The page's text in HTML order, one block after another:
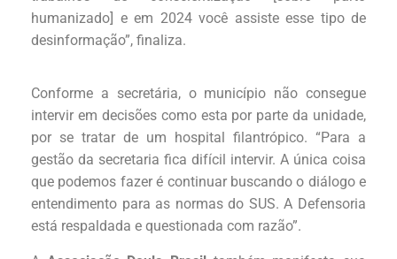
humanizado] e em 2024 você assiste esse tipo de
desinformação”, finaliza.
Conforme a secretária, o município não consegue
intervir em decisões como esta por parte da unidade,
por se tratar de um hospital filantrópico. “Para a
gestão da secretaria fica difícil intervir. A única coisa
que podemos fazer é continuar buscando o diálogo e
entendimento para as normas do SUS. A Defensoria
está respaldada e questionada com razão”.